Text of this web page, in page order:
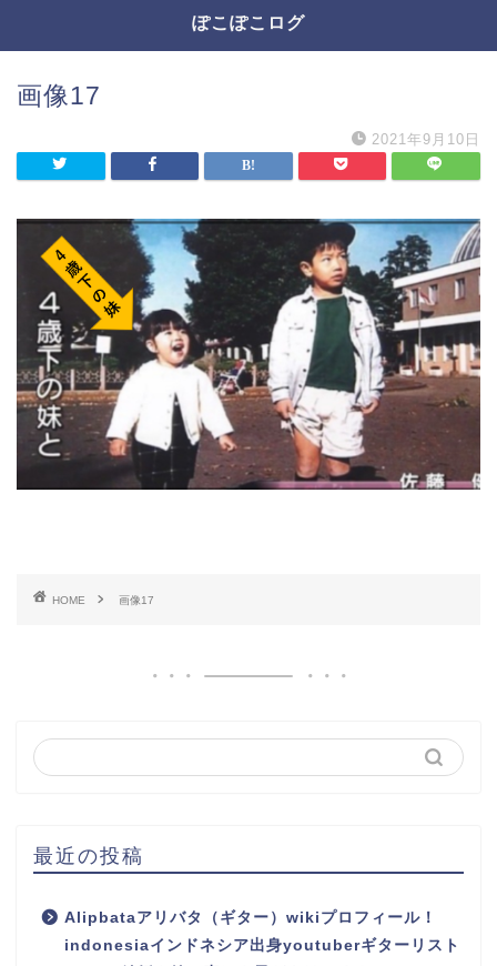
ぽこぽこログ
画像17
2021年9月10日
HOME 画像17
最近の投稿
Alipbataアリバタ（ギター）wikiプロフィール！
indonesiaインドネシア出身youtuberギターリスト